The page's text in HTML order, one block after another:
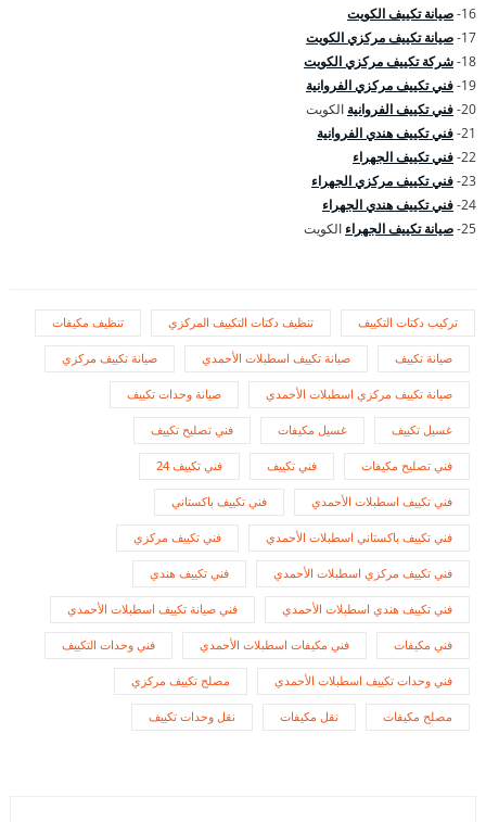
16- صيانة تكييف الكويت
17- صيانة تكييف مركزي الكويت
18- شركة تكييف مركزي الكويت
19- فني تكييف مركزي الفروانية
20- فني تكييف الفروانية الكويت
21- فني تكييف هندي الفروانية
22- فني تكييف الجهراء
23- فني تكييف مركزي الجهراء
24- فني تكييف هندي الجهراء
25- صيانة تكييف الجهراء الكويت
تركيب دكتات التكييف تنظيف دكتات التكييف المركزي تنظيف مكيفات
صيانة تكييف صيانة تكييف اسطبلات الأحمدي صيانة تكييف مركزي
صيانة تكييف مركزي اسطبلات الأحمدي صيانة وحدات تكييف
غسيل تكييف غسيل مكيفات فني تصليح تكييف
فني تصليح مكيفات فني تكييف فني تكييف 24
فني تكييف اسطبلات الأحمدي فني تكييف باكستاني
فني تكييف باكستاني اسطبلات الأحمدي فني تكييف مركزي
فني تكييف مركزي اسطبلات الأحمدي فني تكييف هندي
فني تكييف هندي اسطبلات الأحمدي فني صيانة تكييف اسطبلات الأحمدي
فني مكيفات فني مكيفات اسطبلات الأحمدي فني وحدات التكييف
فني وحدات تكييف اسطبلات الأحمدي مصلح تكييف مركزي
مصلح مكيفات نقل مكيفات نقل وحدات تكييف